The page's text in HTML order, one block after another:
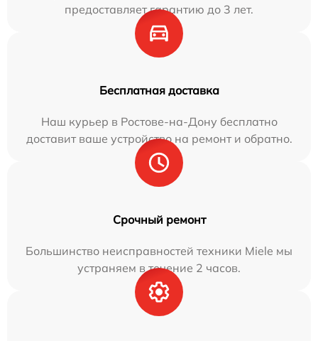
предоставляет гарантию до 3 лет.
Бесплатная доставка
Наш курьер в Ростове-на-Дону бесплатно
доставит ваше устройство на ремонт и обратно.
Срочный ремонт
Большинство неисправностей техники Miele мы
устраняем в течение 2 часов.